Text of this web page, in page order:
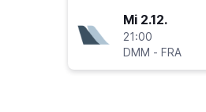
Mi 2.12.
21:00
DMM - FRA